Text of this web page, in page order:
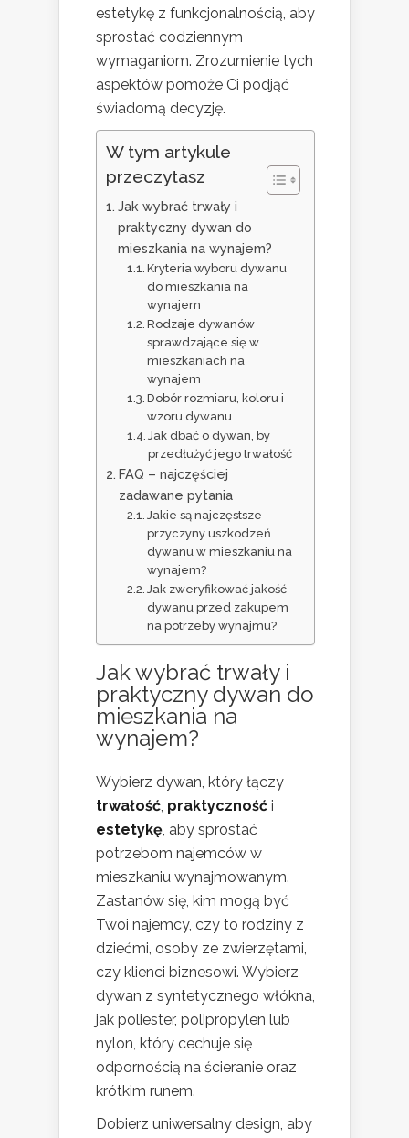
estetykę z funkcjonalnością, aby
sprostać codziennym
wymaganiom. Zrozumienie tych
aspektów pomoże Ci podjąć
świadomą decyzję.
W tym artykule
przeczytasz
Jak wybrać trwały i
praktyczny dywan do
mieszkania na wynajem?
Kryteria wyboru dywanu
do mieszkania na
wynajem
Rodzaje dywanów
sprawdzające się w
mieszkaniach na
wynajem
Dobór rozmiaru, koloru i
wzoru dywanu
Jak dbać o dywan, by
przedłużyć jego trwałość
FAQ – najczęściej
zadawane pytania
Jakie są najczęstsze
przyczyny uszkodzeń
dywanu w mieszkaniu na
wynajem?
Jak zweryfikować jakość
dywanu przed zakupem
na potrzeby wynajmu?
Jak wybrać trwały i
praktyczny dywan do
mieszkania na
wynajem?
Wybierz dywan, który łączy
trwałość, praktyczność i
estetykę, aby sprostać
potrzebom najemców w
mieszkaniu wynajmowanym.
Zastanów się, kim mogą być
Twoi najemcy, czy to rodziny z
dziećmi, osoby ze zwierzętami,
czy klienci biznesowi. Wybierz
dywan z syntetycznego włókna,
jak poliester, polipropylen lub
nylon, który cechuje się
odpornością na ścieranie oraz
krótkim runem.
Dobierz uniwersalny design, aby